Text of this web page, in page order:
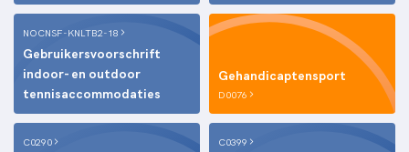
NOCNSF-KNLTB2-18
Gebruikersvoorschrift
indoor- en outdoor
tennisaccommodaties
D0076
Gehandicaptensport
C0290 C0399